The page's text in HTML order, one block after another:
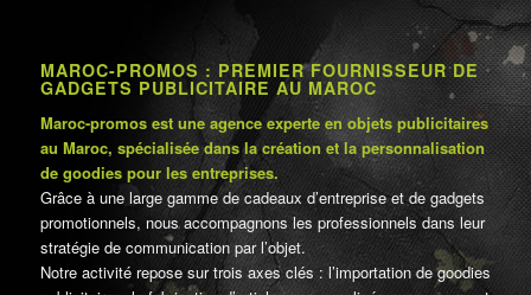
MAROC-PROMOS : PREMIER FOURNISSEUR DE
GADGETS PUBLICITAIRE AU MAROC
Maroc-promos est une agence experte en objets publicitaires
au Maroc, spécialisée dans la création et la personnalisation
de goodies pour les entreprises.
Grâce à une large gamme de cadeaux d’entreprise et de gadgets
promotionnels, nous accompagnons les professionnels dans leur
stratégie de communication par l’objet.
Notre activité repose sur trois axes clés : l’importation de goodies